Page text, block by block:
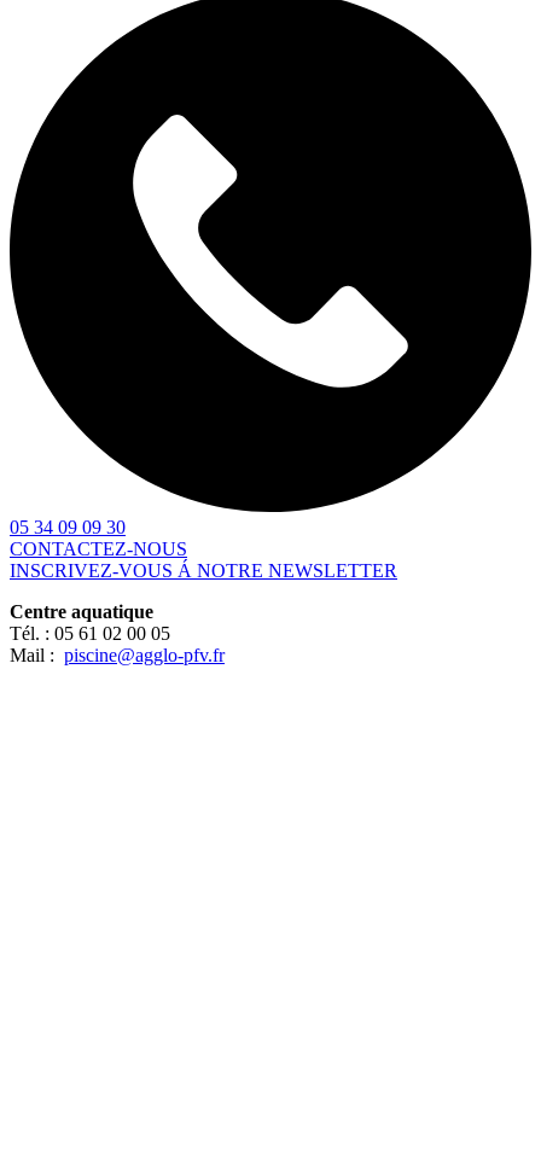
05 34 09 09 30
CONTACTEZ-NOUS
INSCRIVEZ-VOUS Á NOTRE NEWSLETTER
Centre aquatique
Tél. : 05 61 02 00 05
Mail : piscine@agglo-pfv.fr